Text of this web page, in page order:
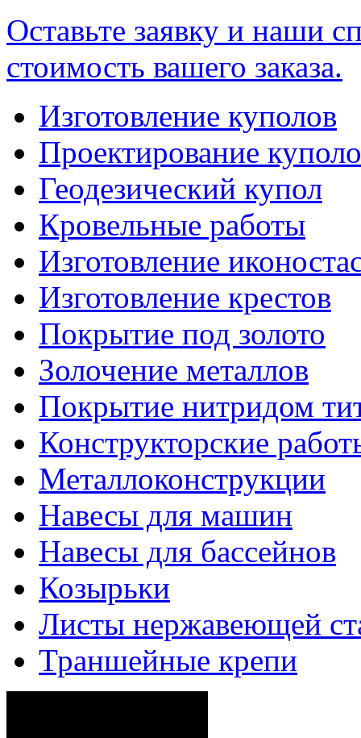
Оставьте заявку и наши
стоимость вашего заказа.
Изготовление куполов
Проектирование
Геодезический купол
Кровельные работы
Изготовление
Изготовление крестов
Покрытие под золото
Золочение металлов
Покрытие нитридом
Конструкторские
Металлоконструкции
Навесы для машин
Навесы для бассейнов
Козырьки
Листы нержавеющей
Траншейные крепи